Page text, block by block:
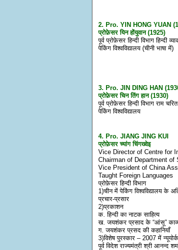
2. Pro. YIN HONG YUAN
प्रोफ़ेसर यिन होंयुवान (1925)
पूर्व प्रोफ़ेसर हिन्दी विभाग हिन्दी
पेकिंग विश्वविद्यालय (चीनी भाषा में)
3. Pro. JIN DING HAN
प्रोफ़ेसर चिन तिंग हान (1930)
पूर्व प्रोफ़ेसर हिन्दी विभाग राम
पेकिंग विश्वविद्यालय
4. Pro. JIANG JING KUI
प्रोफ़ेसर च्यांग चिंगख्वेइ
Vice Director of Centre for
Chairman of Department of
Vice President of China
Taught Foreign Languages
प्रोफ़ेसर हिन्दी विभाग
1)चीन में पेकिंग विश्वविद्यालय के
प्रचार-प्रसार
2)प्रकाशन
क. हिन्दी का नाटक साहित्य
ख. जयशंकर प्रसाद के “आंसू”
ग. जयशंकर प्रसद की कहानियाँ
3)विशेष पुरस्कार – 2007 में
पूर्व विदेश राज्यमंत्री श्री आनन्द